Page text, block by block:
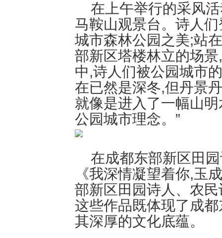
在上午举行的采风
马鞍山观景台。诗人
城市森林公园之美;站
部新区塔楼林立的场
中,诗人们被公园城市
在已然是深冬,但丹景
就像是进入了一幅山
公园城市理念。”
在成都东部新区田
《我深情凝望着你,玉
部新区田园诗人、农
这些作品既体现了成
其深厚的文化底蕴。